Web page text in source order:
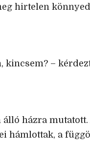
hirtelen
kincsem? –
házra
hámlottak, a